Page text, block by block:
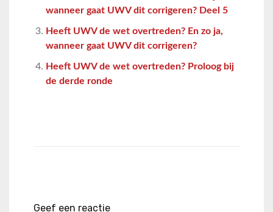
wanneer gaat UWV dit corrigeren? Deel 5
Heeft UWV de wet overtreden? En zo ja,
wanneer gaat UWV dit corrigeren?
Heeft UWV de wet overtreden? Proloog bij
de derde ronde
Geef een reactie